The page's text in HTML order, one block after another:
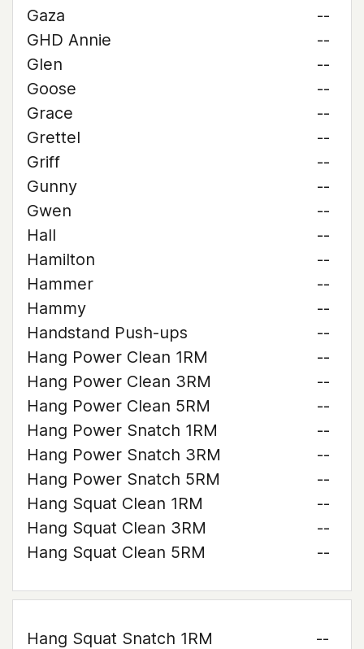
Gaza
--
GHD Annie
--
Glen
--
Goose
--
Grace
--
Grettel
--
Griff
--
Gunny
--
Gwen
--
Hall
--
Hamilton
--
Hammer
--
Hammy
--
Handstand Push-ups
--
Hang Power Clean 1RM
--
Hang Power Clean 3RM
--
Hang Power Clean 5RM
--
Hang Power Snatch 1RM
--
Hang Power Snatch 3RM
--
Hang Power Snatch 5RM
--
Hang Squat Clean 1RM
--
Hang Squat Clean 3RM
--
Hang Squat Clean 5RM
--
Hang Squat Snatch 1RM
--